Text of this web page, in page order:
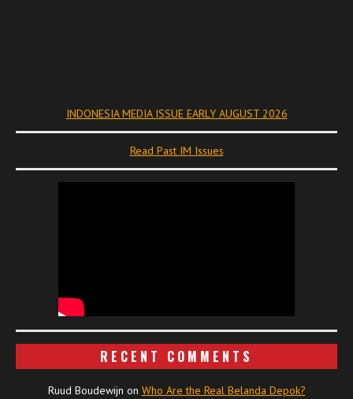
INDONESIA MEDIA ISSUE EARLY AUGUST 2026
Read Past IM Issues
RECENT COMMENTS
Ruud Boudewijn on Who Are the Real Belanda Depok?